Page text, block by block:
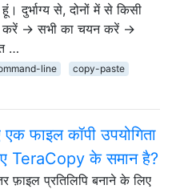
दुर्भाग्य से, दोनों में से किसी
करें → सभी का चयन करें →
…
line
copy-paste
फाइल कॉपी उपयोगिता
TeraCopy के समान है?
फ़ाइल प्रतिलिपि बनाने के लिए